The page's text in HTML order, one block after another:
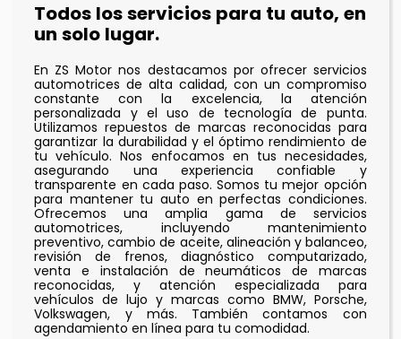
Todos los servicios para tu auto, en
un solo lugar.
En ZS Motor nos destacamos por ofrecer servicios
automotrices de alta calidad, con un compromiso
constante con la excelencia, la atención
personalizada y el uso de tecnología de punta.
Utilizamos repuestos de marcas reconocidas para
garantizar la durabilidad y el óptimo rendimiento de
tu vehículo. Nos enfocamos en tus necesidades,
asegurando una experiencia confiable y
transparente en cada paso. Somos tu mejor opción
para mantener tu auto en perfectas condiciones.
Ofrecemos una amplia gama de servicios
automotrices, incluyendo mantenimiento
preventivo, cambio de aceite, alineación y balanceo,
revisión de frenos, diagnóstico computarizado,
venta e instalación de neumáticos de marcas
reconocidas, y atención especializada para
vehículos de lujo y marcas como BMW, Porsche,
Volkswagen, y más. También contamos con
agendamiento en línea para tu comodidad.